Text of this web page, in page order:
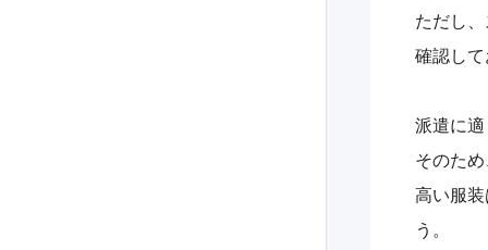
ただし
確認し
派遣に
そのた
高い服
う。